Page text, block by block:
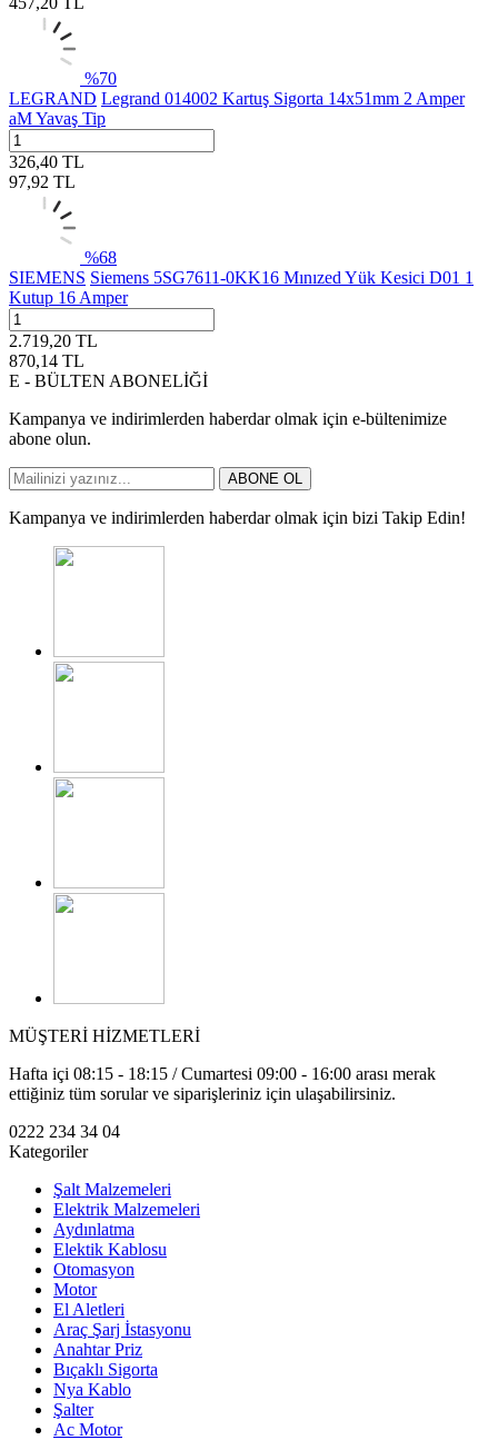
%70
LEGRAND Legrand 014002 Kartuş Sigorta 14x51mm 2 Amper
aM Yavaş Tip
326,40 TL
97,92 TL
%68
SIEMENS Siemens 5SG7611-0KK16 Mınızed Yük Kesici D01 1
Kutup 16 Amper
2.719,20 TL
870,14 TL
E - BÜLTEN ABONELİĞİ
Kampanya ve indirimlerden haberdar olmak için e-bültenimize
abone olun.
ABONE OL
Kampanya ve indirimlerden haberdar olmak için bizi Takip Edin!
MÜŞTERİ HİZMETLERİ
Hafta içi 08:15 - 18:15 / Cumartesi 09:00 - 16:00 arası merak
ettiğiniz tüm sorular ve siparişleriniz için ulaşabilirsiniz.
0222 234 34 04
Kategoriler
Şalt Malzemeleri
Elektrik Malzemeleri
Aydınlatma
Elektik Kablosu
Otomasyon
Motor
El Aletleri
Araç Şarj İstasyonu
Anahtar Priz
Bıçaklı Sigorta
Nya Kablo
Şalter
Ac Motor